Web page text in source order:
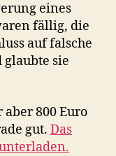
eines
fällig, die
auf falsche
glaubte sie
aber 800 Euro
gut. Das